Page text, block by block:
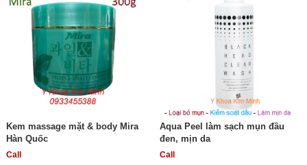
Kem massage mặt & body Mira
Hàn Quốc
Call
Aqua Peel làm sạch mụn đầu
đen, mịn da
Call